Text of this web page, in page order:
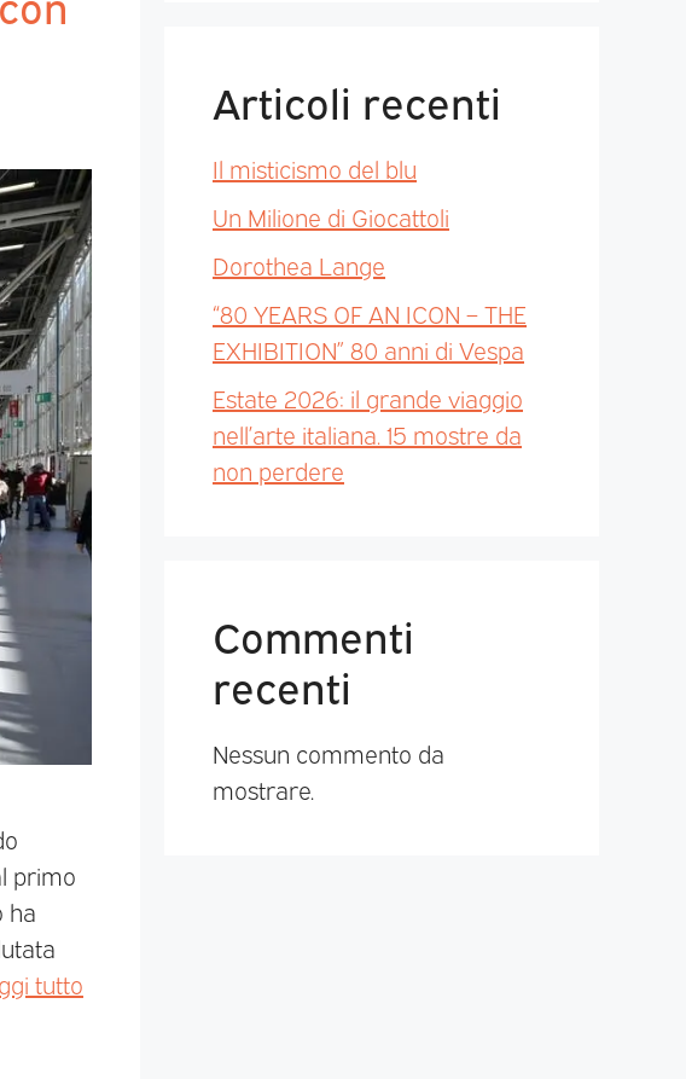
primo
ha
tutto
Articoli recenti
Il misticismo del blu
Un Milione di Giocattoli
Dorothea Lange
“80 YEARS OF AN ICON – THE
EXHIBITION” 80 anni di Vespa
Estate 2026: il grande viaggio
nell’arte italiana. 15 mostre da
non perdere
Commenti
recenti
Nessun commento da
mostrare.